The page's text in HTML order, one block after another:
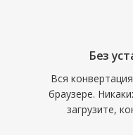
Без
Вся
браузере.
загрузите,